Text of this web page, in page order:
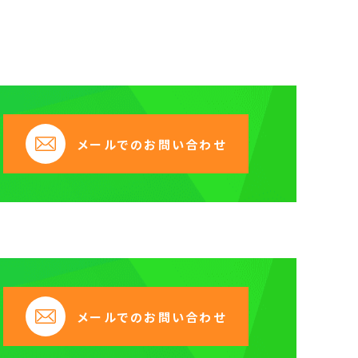
メールでのお問い合わせ
メールでのお問い合わせ